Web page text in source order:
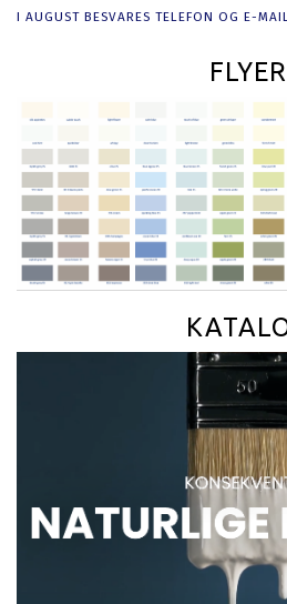
I AUGUST BESVARES TELEFON OG E-
FLYER